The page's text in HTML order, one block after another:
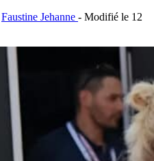
Faustine Jehanne - Modifié le 12